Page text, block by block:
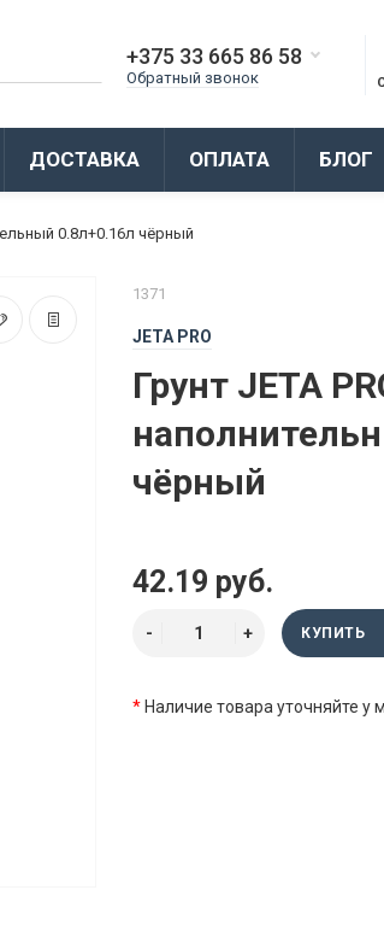
+375 33 665 86 58
Обратный звонок
ДОСТАВКА ОПЛАТА БЛОГ
0.8л+0.16л чёрный
1371
JETA PRO
Грунт JETA
чёрный
42.19 руб.
КУПИТЬ
* Наличие товара уточняйте у